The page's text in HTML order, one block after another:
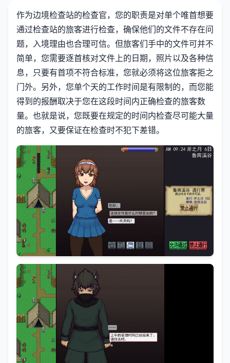
作为边境检查站的检查官，您的职责是对单个唯首想要
通过检查站的旅客进行检查，确保他们的文件不存在问
题，入境理由也合理可信。但旅客们手中的文件可并不
简单，您需要逐首核对文件上的日期，照片以及各种信
息，只要有首项不符合标准，您就必须将这位旅客拒之
门外。另外，您单个天的工作时间是有限制的，而您能
得到的报酬取决于您在这段时间内正确检查的旅客数
量。也就是说，您既要在规定的时间内检查尽可能大量
的旅客，又要保证在检查时不犯下差错。